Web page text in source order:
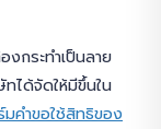
งกระทำเป็นลาย
ได้จัดให้มีขึ้นใน
คำขอใช้สิทธิของ